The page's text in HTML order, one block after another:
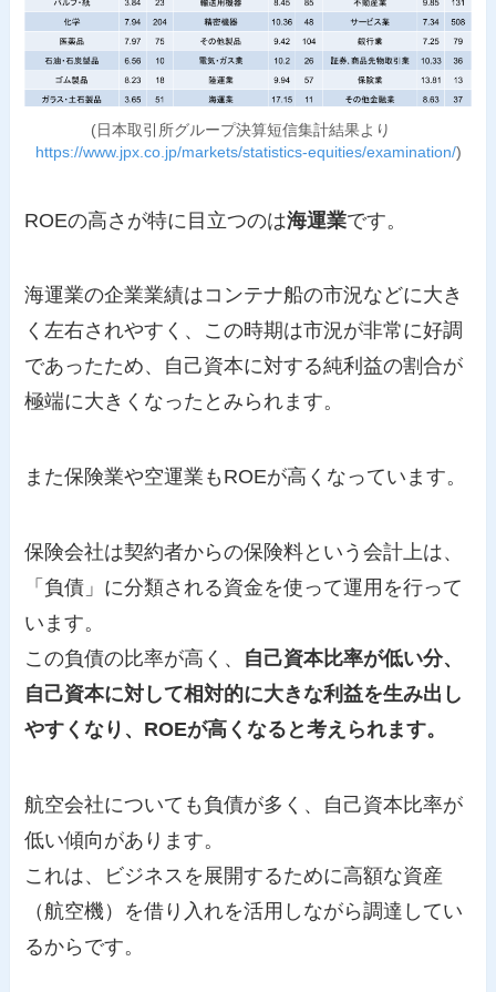
(日本取引所グループ決算短信集計結果より
https://www.jpx.co.jp/markets/statistics-equities/examination/)
ROEの高さが特に目立つのは海運業です。
海運業の企業業績はコンテナ船の市況などに大き
く左右されやすく、この時期は市況が非常に好調
であったため、自己資本に対する純利益の割合が
極端に大きくなったとみられます。
また保険業や空運業もROEが高くなっています。
保険会社は契約者からの保険料という会計上は、
「負債」に分類される資金を使って運用を行って
います。
この負債の比率が高く、 自己資本比率が低い分、
自己資本に対して相対的に大きな利益を生み出し
やすくなり、ROEが高くなると考えられます。
航空会社についても負債が多く、自己資本比率が
低い傾向があります。
これは、ビジネスを展開するために高額な資産
（航空機）を借り入れを活用しながら調達してい
るからです。